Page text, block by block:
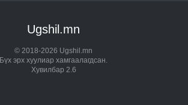
Ugshil.mn
© 2018-2026 Ugshil.mn
Бүх эрх хуулиар хамгаалагдсан.
Хувилбар 2.6